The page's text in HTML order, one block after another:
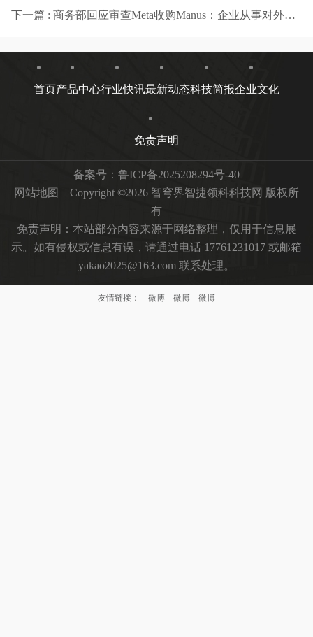
下一篇 : 商务部回应审查Meta收购Manus：企业从事对外投资等活动须符合中国法律法规
首页产品中心行业快讯最新动态科技简报企业文化
免责声明
备案号： 鲁ICP备2025208294号-40
网站地图
Copyright ©2026 智穹界智捷领科科技网 版权所
有
免责声明：本站部分内容来源于网络整理，仅用于信息展
示。如有侵权或信息有误，请通过电话 17761231017 或邮箱
yakao2025@163.com 联系处理。
友情链接： 微博 微博 微博